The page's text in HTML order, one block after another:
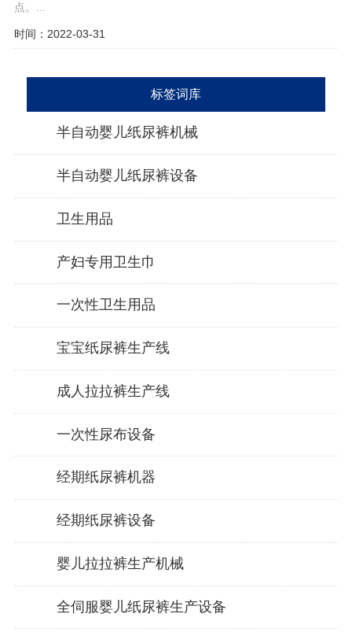
点。...
时间：2022-03-31
标签词库
半自动婴儿纸尿裤机械
半自动婴儿纸尿裤设备
卫生用品
产妇专用卫生巾
一次性卫生用品
宝宝纸尿裤生产线
成人拉拉裤生产线
一次性尿布设备
经期纸尿裤机器
经期纸尿裤设备
婴儿拉拉裤生产机械
全伺服婴儿纸尿裤生产设备